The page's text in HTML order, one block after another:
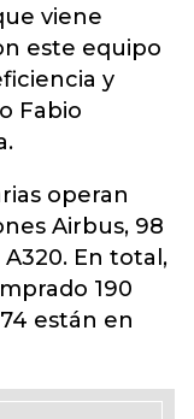
viene
este equipo
y
Fabio
operan
Airbus, 98
En total,
190
están en